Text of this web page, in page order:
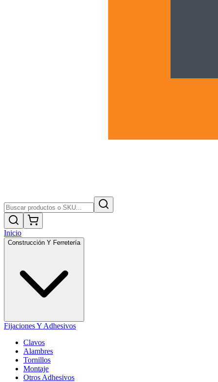
Inicio
Construcción Y Ferretería
Fijaciones Y Adhesivos
Clavos
Alambres
Tornillos
Montaje
Otros Adhesivos